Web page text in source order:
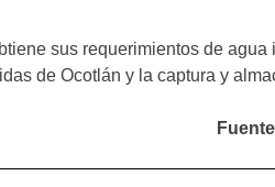
sus requerimientos de agua
de Ocotlán y la captura y